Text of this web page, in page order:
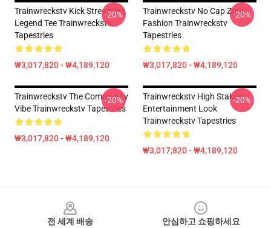
Trainwreckstv Kick Streaming
Legend Tee Trainwreckstv
Tapestries
₩3,017,820 - ₩4,189,120
-20%
Trainwreckstv No Cap Zone
Fashion Trainwreckstv
Tapestries
₩3,017,820 - ₩4,189,120
-20%
Trainwreckstv The Community
Vibe Trainwreckstv Tapestries
₩3,017,820 - ₩4,189,120
-20%
Trainwreckstv High Stakes
Entertainment Look
Trainwreckstv Tapestries
₩3,017,820 - ₩4,189,120
-20%
전 세계 배송
안심하고 쇼핑하세요